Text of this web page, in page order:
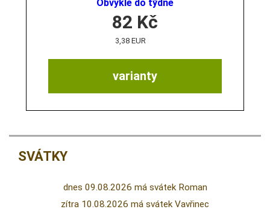
Obvykle do týdne
varianty
82 Kč
3,38 EUR
SVÁTKY
dnes 09.08.2026 má svátek Roman
zítra 10.08.2026 má svátek Vavřinec